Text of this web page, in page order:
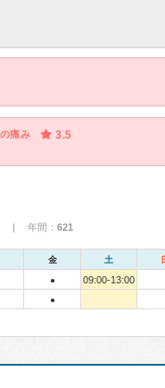
痛み 3.5
| 年間： 621
金 土
●
09:00-13:00
●